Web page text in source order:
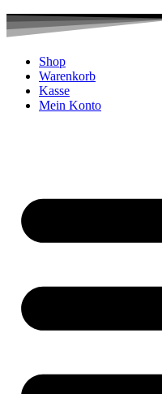
Shop
Warenkorb
Kasse
Mein Konto